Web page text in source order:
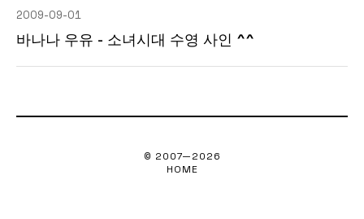
2009-09-01
바나나 우유 - 소녀시대 수영 사인 ^^
© 2007—2026
HOME